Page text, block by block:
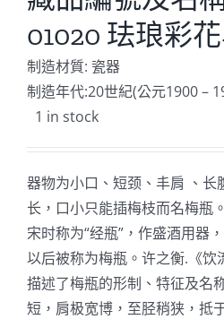
01020 珐琅彩
制造材質: 瓷器
制造年代:20世紀(公元1900 –
1 in stock
器物为小口、短颈、丰肩 、长
长，口小只能插梅枝而名梅瓶
宋时称为“经瓶”，作盛酒用器
以后被称为梅瓶。许之衡.《饮
描述了梅瓶的形制、特征及名
短，肩极宽博，至胫稍狭，抵